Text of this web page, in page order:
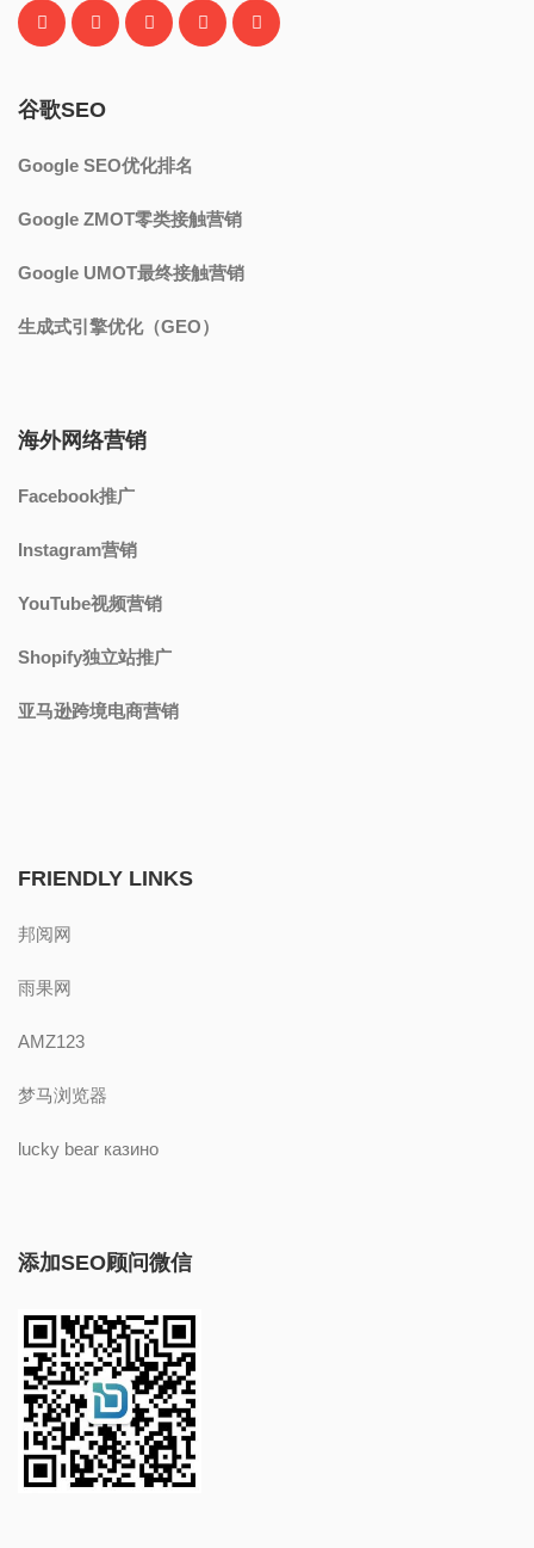
谷歌SEO
Google SEO优化排名
Google ZMOT零类接触营销
Google UMOT最终接触营销
生成式引擎优化（GEO）
海外网络营销
Facebook推广
Instagram营销
YouTube视频营销
Shopify独立站推广
亚马逊跨境电商营销
FRIENDLY LINKS
邦阅网
雨果网
AMZ123
梦马浏览器
lucky bear казино
添加SEO顾问微信